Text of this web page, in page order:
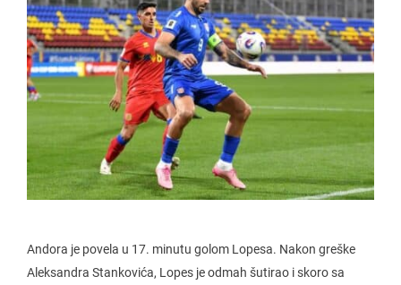
Andora je povela u 17. minutu golom Lopesa. Nakon greške
Aleksandra Stankovića, Lopes je odmah šutirao i skoro sa